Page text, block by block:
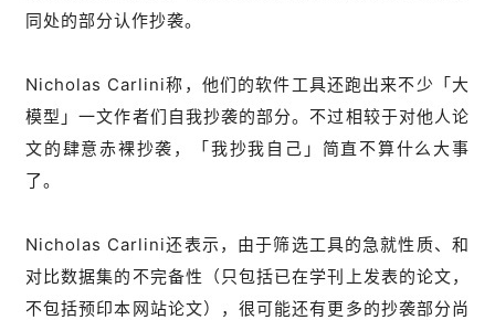
同处的部分认作抄袭。
Nicholas Carlini称，他们的软件工具还跑出来不少「大
模型」一文作者们自我抄袭的部分。不过相较于对他人论
文的肆意赤裸抄袭，「我抄我自己」简直不算什么大事
了。
Nicholas Carlini还表示，由于筛选工具的急就性质、和
对比数据集的不完备性（只包括已在学刊上发表的论文，
不包括预印本网站论文），很可能还有更多的抄袭部分尚